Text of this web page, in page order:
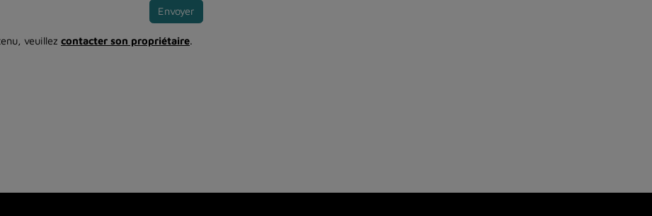
Envoyer
veuillez contacter son propriétaire.